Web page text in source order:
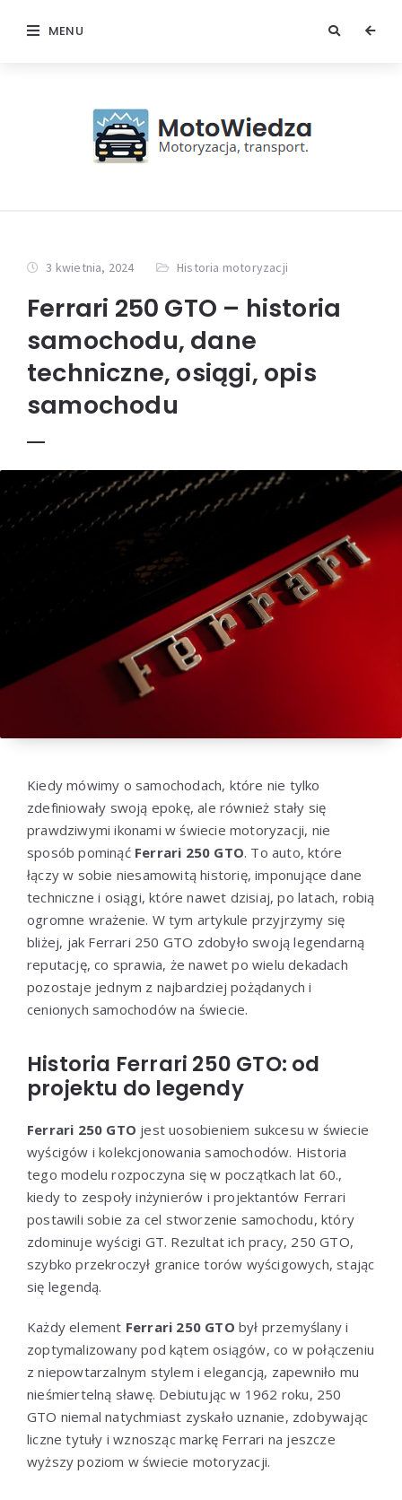
MENU
3 kwietnia, 2024 Historia motoryzacji
Ferrari 250 GTO – historia
samochodu, dane
techniczne, osiągi, opis
samochodu
Kiedy mówimy o samochodach, które nie tylko
zdefiniowały swoją epokę, ale również stały się
prawdziwymi ikonami w świecie motoryzacji, nie
sposób pominąć Ferrari 250 GTO. To auto, które
łączy w sobie niesamowitą historię, imponujące dane
techniczne i osiągi, które nawet dzisiaj, po latach, robią
ogromne wrażenie. W tym artykule przyjrzymy się
bliżej, jak Ferrari 250 GTO zdobyło swoją legendarną
reputację, co sprawia, że nawet po wielu dekadach
pozostaje jednym z najbardziej pożądanych i
cenionych samochodów na świecie.
Historia Ferrari 250 GTO: od
projektu do legendy
Ferrari 250 GTO jest uosobieniem sukcesu w świecie
wyścigów i kolekcjonowania samochodów. Historia
tego modelu rozpoczyna się w początkach lat 60.,
kiedy to zespoły inżynierów i projektantów Ferrari
postawili sobie za cel stworzenie samochodu, który
zdominuje wyścigi GT. Rezultat ich pracy, 250 GTO,
szybko przekroczył granice torów wyścigowych, stając
się legendą.
Każdy element Ferrari 250 GTO był przemyślany i
zoptymalizowany pod kątem osiągów, co w połączeniu
z niepowtarzalnym stylem i elegancją, zapewniło mu
nieśmiertelną sławę. Debiutując w 1962 roku, 250
GTO niemal natychmiast zyskało uznanie, zdobywając
liczne tytuły i wznosząc markę Ferrari na jeszcze
wyższy poziom w świecie motoryzacji.